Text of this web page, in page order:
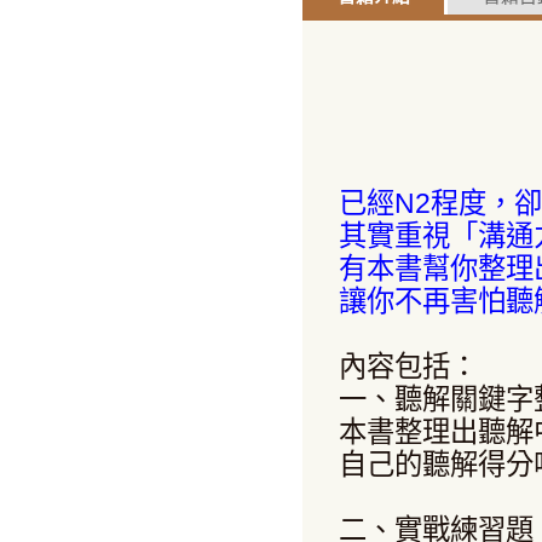
已經N2程度，
其實重視「溝
有本書幫你整
讓你不再害怕聽
內容包括：
一、聽解關鍵字
本書整理出聽
自己的聽解得分
二、實戰練習題